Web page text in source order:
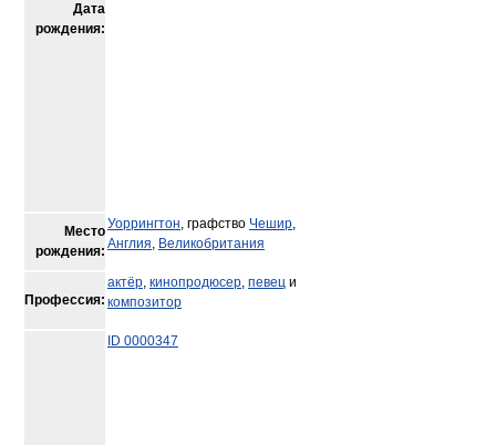
Дата
рождения:
Место
рождения:
Уоррингтон, графство Чешир,
Англия, Великобритания
Профессия:
актёр, кинопродюсер, певец и
композитор
ID 0000347